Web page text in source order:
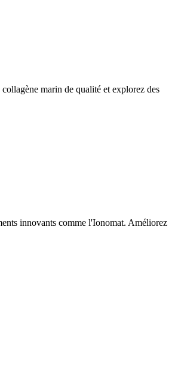
marin de qualité et explorez des
innovants comme l'Ionomat. Améliorez